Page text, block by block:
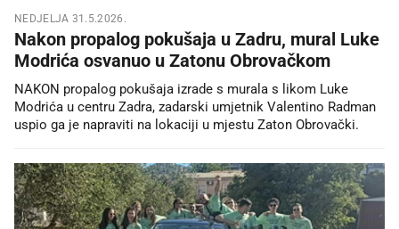
NEDJELJA 31.5.2026.
Nakon propalog pokušaja u Zadru, mural Luke
Modrića osvanuo u Zatonu Obrovačkom
NAKON propalog pokušaja izrade s murala s likom Luke
Modrića u centru Zadra, zadarski umjetnik Valentino Radman
uspio ga je napraviti na lokaciji u mjestu Zaton Obrovački.